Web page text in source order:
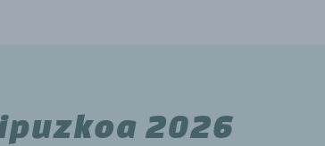
2026